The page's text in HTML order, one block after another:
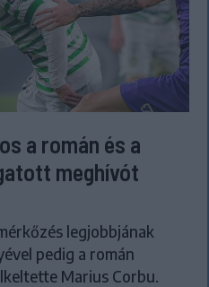
a román és a
meghívót
legjobbjának
pedig a román
Marius Corbu.